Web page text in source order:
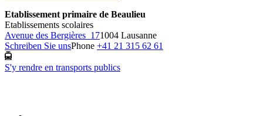
Etablissement primaire de Beaulieu
Etablissements scolaires
Avenue des Bergières 171004 Lausanne
Schreiben Sie unsPhone +41 21 315 62 61
S'y rendre en transports publics